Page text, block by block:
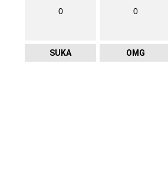
0
SUKA
0
OMG